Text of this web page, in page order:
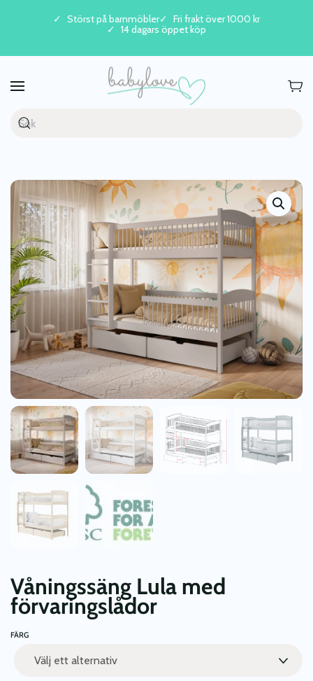
Skip to main content
Störst på barnmöbler
Fri frakt över 1000 kr
14 dagars öppet köp
Våningssäng Lula med
förvaringslådor
FÄRG